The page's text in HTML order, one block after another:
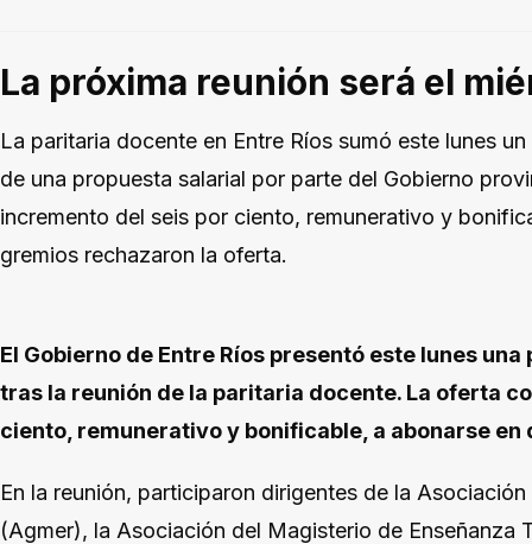
La próxima reunión será el
La paritaria docente en Entre Ríos sumó este lunes
de una propuesta salarial por parte del Gobierno
incremento del seis por ciento, remunerativo y
gremios rechazaron la oferta.
El Gobierno de Entre Ríos presentó este lunes
tras la reunión de la paritaria docente. La oferta
ciento, remunerativo y bonificable, a abonarse en
En la reunión, participaron dirigentes de la
(Agmer), la Asociación del Magisterio de Enseñanza